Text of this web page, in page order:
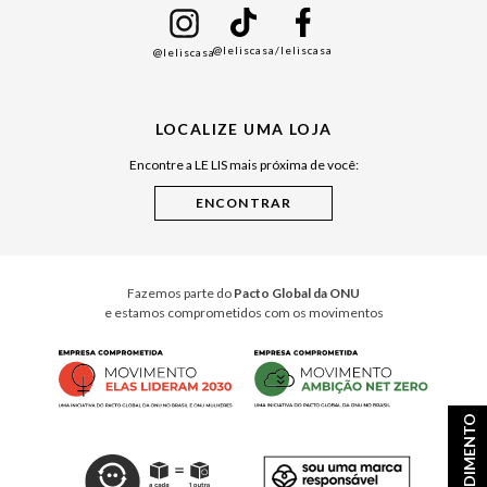
Cuidados Casa
@leliscasa@leliscasa/leliscasa
LOCALIZE UMA LOJA
Encontre a LE LIS mais próxima de você:
Fazemos parte do Pacto Global da ONU
e estamos comprometidos com os movimentos